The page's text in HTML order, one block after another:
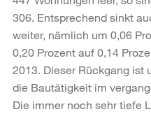
306. Entsprechend sinkt
weiter, nämlich um 0,06
0,20 Prozent auf 0,14
2013. Dieser Rückgang ist
die Bautätigkeit im
Die immer noch sehr tiefe